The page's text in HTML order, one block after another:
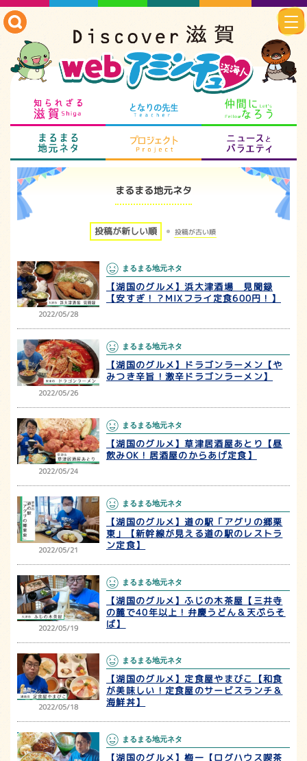
知られざる滋賀 となりの先生
まるまる地元ネタ プロジェクト
まるまる地元ネタ
投稿が新しい順 投稿が古い順
2022/05/28
まるまる地元ネタ
【湖国のグルメ】浜大津酒場 見聞録
【安すぎ！？MIXフライ定食600円！】
2022/05/26
まるまる地元ネタ
【湖国のグルメ】ドラゴンラーメン【や
みつき辛旨！激辛ドラゴンラーメン】
2022/05/24
まるまる地元ネタ
【湖国のグルメ】草津居酒屋あとり【昼
飲みOK！居酒屋のからあげ定食】
2022/05/21
まるまる地元ネタ
【湖国のグルメ】道の駅「アグリの郷栗
東」【新幹線が見える道の駅のレストラ
ン定食】
2022/05/19
まるまる地元ネタ
【湖国のグルメ】ふじの木茶屋【三井寺
の麓で40年以上！弁慶うどん＆天ぷらそ
ば】
2022/05/18
まるまる地元ネタ
【湖国のグルメ】定食屋やまびこ【和食
が美味しい！定食屋のサービスランチ＆
海鮮丼】
まるまる地元ネタ
【湖国のグルメ】梅一【ログハウス喫茶